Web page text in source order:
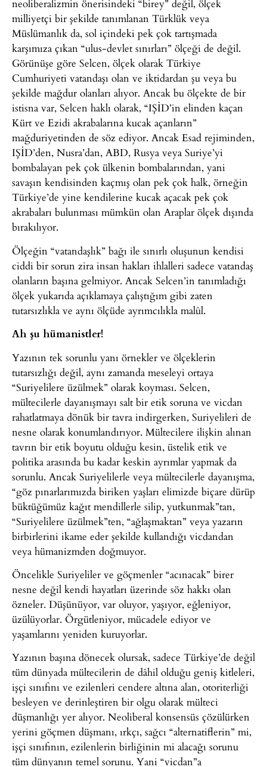
neoliberalizmin önerisindeki “birey” değil, ölçek
milliyetçi bir şekilde tanımlanan Türklük veya
Müslümanlık da, sol içindeki pek çok tartışmada
karşımıza çıkan “ulus-devlet sınırları” ölçeği de değil.
Görünüşe göre Selcen, ölçek olarak Türkiye
Cumhuriyeti vatandaşı olan ve iktidardan şu veya bu
şekilde mağdur olanları alıyor. Ancak bu ölçekte de bir
istisna var, Selcen haklı olarak, “IŞİD’in elinden kaçan
Kürt ve Ezidi akrabalarına kucak açanların”
mağduriyetinden de söz ediyor. Ancak Esad rejiminden,
IŞİD’den, Nusra’dan, ABD, Rusya veya Suriye’yi
bombalayan pek çok ülkenin bombalarından, yani
savaşın kendisinden kaçmış olan pek çok halk, örneğin
Türkiye’de yine kendilerine kucak açacak pek çok
akrabaları bulunması mümkün olan Araplar ölçek dışında
bırakılıyor.
Ölçeğin “vatandaşlık” bağı ile sınırlı oluşunun kendisi
ciddi bir sorun zira insan hakları ihlalleri sadece vatandaş
olanların başına gelmiyor. Ancak Selcen’in tanımladığı
ölçek yukarıda açıklamaya çalıştığım gibi zaten
tutarsızlıkla ve aynı ölçüde ayrımcılıkla malûl.
Ah şu hümanistler!
Yazının tek sorunlu yanı örnekler ve ölçeklerin
tutarsızlığı değil, aynı zamanda meseleyi ortaya
“Suriyelilere üzülmek” olarak koyması. Selcen,
mültecilerle dayanışmayı salt bir etik soruna ve vicdan
rahatlatmaya dönük bir tavra indirgerken, Suriyelileri de
nesne olarak konumlandırıyor. Mültecilere ilişkin alınan
tavrın bir etik boyutu olduğu kesin, üstelik etik ve
politika arasında bu kadar keskin ayrımlar yapmak da
sorunlu. Ancak Suriyelilerle veya mültecilerle dayanışma,
“göz pınarlarımızda biriken yaşları elimizde biçare dürüp
büktüğümüz kağıt mendillerle silip, yutkunmak”tan,
“Suriyelilere üzülmek”ten, “ağlaşmaktan” veya yazarın
birbirlerini ikame eder şekilde kullandığı vicdandan
veya hümanizmden doğmuyor.
Öncelikle Suriyeliler ve göçmenler “acınacak” birer
nesne değil kendi hayatları üzerinde söz hakkı olan
özneler. Düşünüyor, var oluyor, yaşıyor, eğleniyor,
üzülüyorlar. Örgütleniyor, mücadele ediyor ve
yaşamlarını yeniden kuruyorlar.
Yazının başına dönecek olursak, sadece Türkiye’de değil
tüm dünyada mültecilerin de dâhil olduğu geniş kitleleri,
işçi sınıfını ve ezilenleri cendere altına alan, otoriterliği
besleyen ve derinleştiren bir olgu olarak mülteci
düşmanlığı yer alıyor. Neoliberal konsensüs çözülürken
yerini göçmen düşmanı, ırkçı, sağcı “alternatiflerin” mi,
işçi sınıfının, ezilenlerin birliğinin mi alacağı sorunu
tüm dünyanın temel sorunu. Yani “vicdan”a